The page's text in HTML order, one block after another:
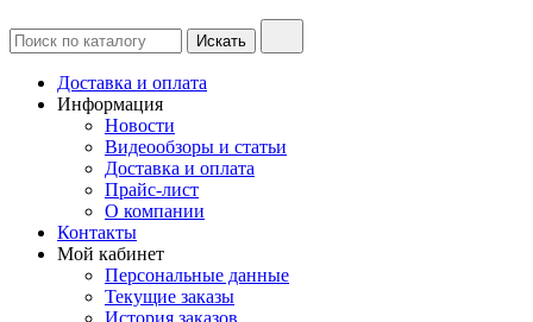
Доставка и оплата
Информация
Новости
Видеообзоры и статьи
Доставка и оплата
Прайс-лист
О компании
Контакты
Мой кабинет
Персональные данные
Текущие заказы
История заказов